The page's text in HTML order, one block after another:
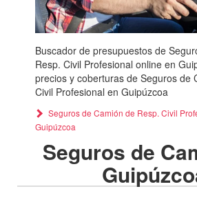
Buscador de presupuestos de
Resp. Civil Profesional online en
precios y coberturas de Seguros de
Civil Profesional en Guipúzcoa
Seguros de Camión de Resp. Civil
Guipúzcoa
Seguros de